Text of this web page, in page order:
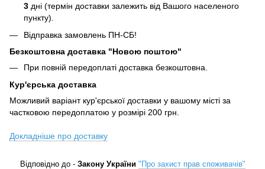
3 дні (термін доставки залежить від Вашого населеного
пункту).
Відправка замовлень ПН-СБ!
Безкоштовна доставка "Новою поштою"
При повній передоплаті доставка безкоштовна.
Кур'єрська доставка
Можливий варіант кур'єрської доставки у вашому місті за
частковою передоплатою у розмірі 200 грн.
Докладніше про доставку
Відповідно до - Закону України "Про захист прав споживачів"